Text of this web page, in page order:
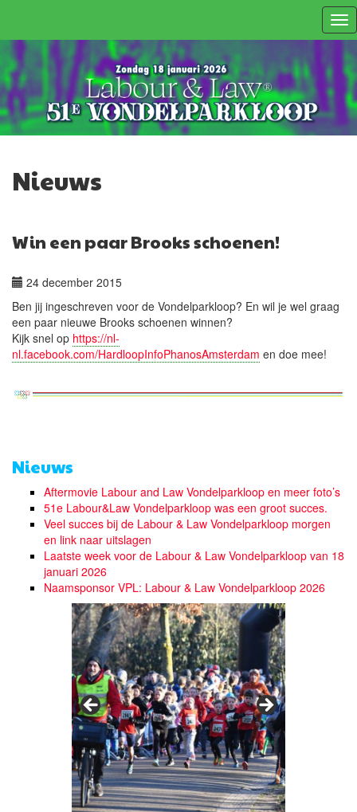
Nieuws
Win een paar Brooks schoenen!
24 december 2015
Ben jij ingeschreven voor de Vondelparkloop? En wil je wel graag
een paar nieuwe Brooks schoenen winnen?
Kijk snel op https://nl-
nl.facebook.com/HardloopInfoPhanosAmsterdam en doe mee!
Nieuws
Aftermovie Labour and Law Vondelparkloop en meer foto’s
51e Labour&Law Vondelparkloop was een groot succes.
Veel succes bij de Labour & Law Vondelparkloop morgen
en link naar uitslagen
Laatste week voor de Labour & Law Vondelparkloop van 18
januari 2026
Naamsponsor VPL: Labour & Law Vondelparkloop 2026